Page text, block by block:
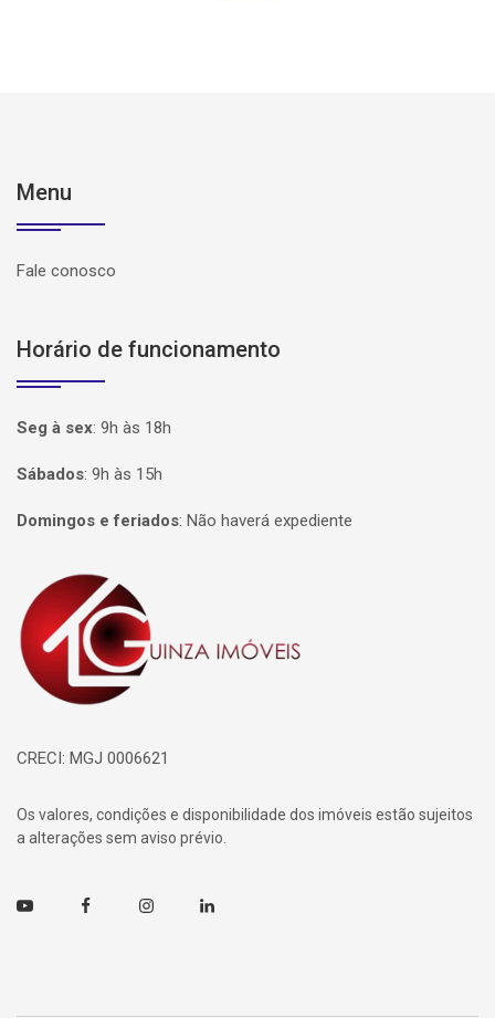
Menu
Fale conosco
Horário de funcionamento
Seg à sex: 9h às 18h
Sábados: 9h às 15h
Domingos e feriados: Não haverá expediente
Página inicial
CRECI: MGJ 0006621
Os valores, condições e disponibilidade dos imóveis estão sujeitos
a alterações sem aviso prévio.
Youtube FacebookInstagramLinkedin